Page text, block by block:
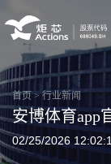
首页>行业新闻
安博体育app
02/25/2026